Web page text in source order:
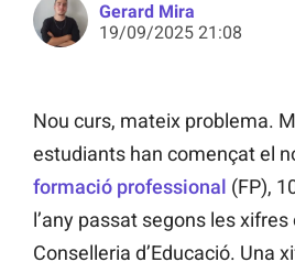
Gerard Mira
19/09/2025 21:08
Nou curs, mateix problema.
estudiants han començat el
formació professional (FP),
l’any passat segons les
Conselleria d’Educació. Una